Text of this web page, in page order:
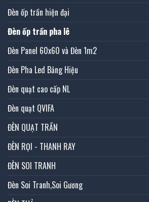
Đèn ốp trần hiện đại
Đèn ốp trần pha lê
Đèn Panel 60x60 và Đèn 1m2
Đèn Pha Led Bảng Hiệu
Đèn quạt cao cấp NL
Đèn quạt QVIFA
ĐÈN QUẠT TRẦN
ĐÈN RỌI - THANH RAY
ĐÈN SOI TRANH
Đèn Soi Tranh,Soi Gương